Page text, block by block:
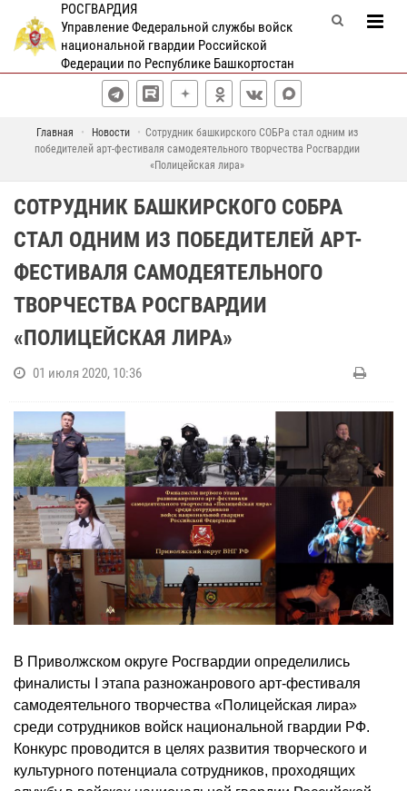
РОСГВАРДИЯ
Управление Федеральной службы войск
национальной гвардии Российской
Федерации по Республике Башкортостан
Главная Новости
Сотрудник башкирского СОБРа стал одним из
победителей арт-фестиваля самодеятельного творчества Росгвардии
«Полицейская лира»
СОТРУДНИК БАШКИРСКОГО СОБРА
СТАЛ ОДНИМ ИЗ ПОБЕДИТЕЛЕЙ АРТ-
ФЕСТИВАЛЯ САМОДЕЯТЕЛЬНОГО
ТВОРЧЕСТВА РОСГВАРДИИ
«ПОЛИЦЕЙСКАЯ ЛИРА»
01 июля 2020, 10:36
В Приволжском округе Росгвардии определились
финалисты I этапа разножанрового арт-фестиваля
самодеятельного творчества «Полицейская лира»
среди сотрудников войск национальной гвардии РФ.
Конкурс проводится в целях развития творческого и
культурного потенциала сотрудников, проходящих